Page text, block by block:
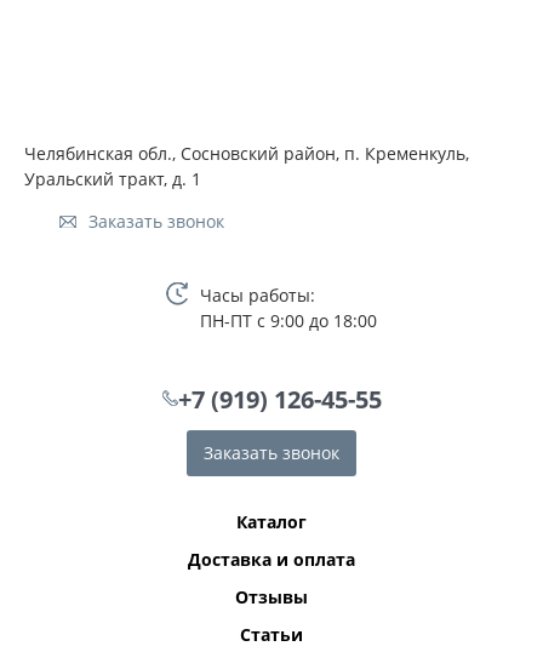
Челябинская обл., Сосновский район, п. Кременкуль,
Уральский тракт, д. 1
Заказать звонок
Часы работы:
ПН-ПТ с 9:00 до 18:00
+7 (919) 126-45-55
Заказать звонок
Каталог
Доставка и оплата
Отзывы
Статьи